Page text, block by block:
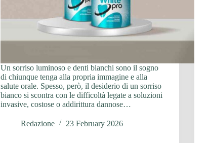
Un sorriso luminoso e denti bianchi sono il sogno
di chiunque tenga alla propria immagine e alla
salute orale. Spesso, però, il desiderio di un sorriso
bianco si scontra con le difficoltà legate a soluzioni
invasive, costose o addirittura dannose…
Redazione 23 February 2026